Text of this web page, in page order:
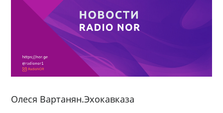
Олеся Вартанян.Эхокавказа